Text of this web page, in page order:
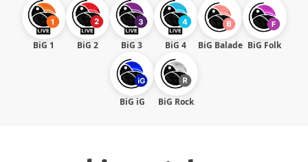
BiG 1 BiG 2 BiG 3 BiG 4 BiG Balade BiG Folk
BiG iG BiG Rock